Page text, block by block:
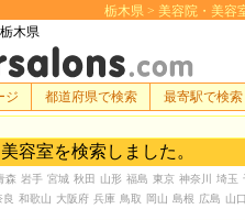
栃木県 > 美容院・美容
木県
容室を検索しました。
森 岩手 宮城 秋田 山形 福島 東京 神奈川 埼玉
良 和歌山 大阪府 兵庫 鳥取 岡山 島根 広島 山
ジ 都道府県で検索 最寄駅で検索